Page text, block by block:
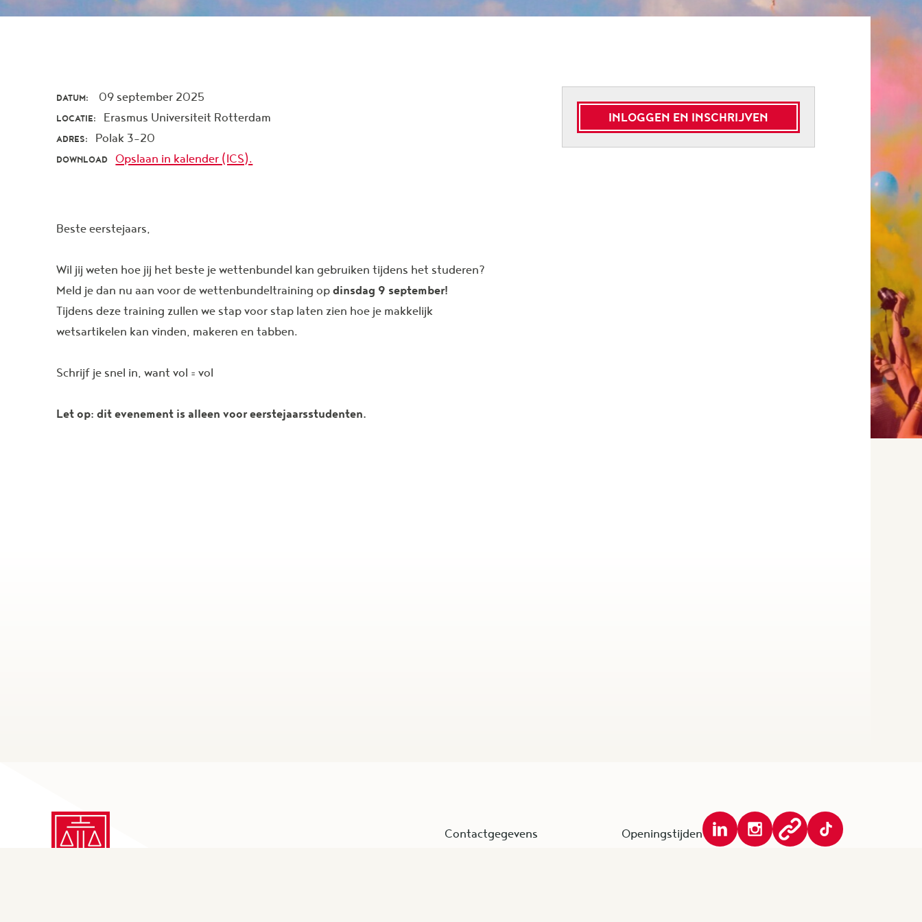
DATUM: 09 september 2025
LOCATIE: Erasmus Universiteit Rotterdam
ADRES: Polak 3-20
DOWNLOAD Opslaan in kalender (ICS).
Beste eerstejaars,
Wil jij weten hoe jij het beste je wettenbundel kan gebruiken tijdens het studeren?
Meld je dan nu aan voor de wettenbundeltraining opdinsdag 9 september!
Tijdens deze training zullen we stap voor stap laten zien hoe je makkelijk
wetsartikelen kan vinden, makeren en tabben.
Schrijf je snel in, want vol = vol
Let op: dit evenement is alleen voor eerstejaarsstudenten.
INLOGGEN EN INSCHRIJVEN
Contactgegevens Openingstijden